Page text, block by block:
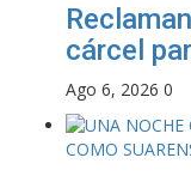
cárcel
Ago 6, 2026 0